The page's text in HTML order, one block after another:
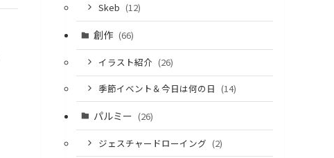
Skeb (12)
創作 (66)
イラスト紹介 (26)
季節イベント＆今日は何の日 (14)
パルミー (26)
ジェスチャードローイング (2)